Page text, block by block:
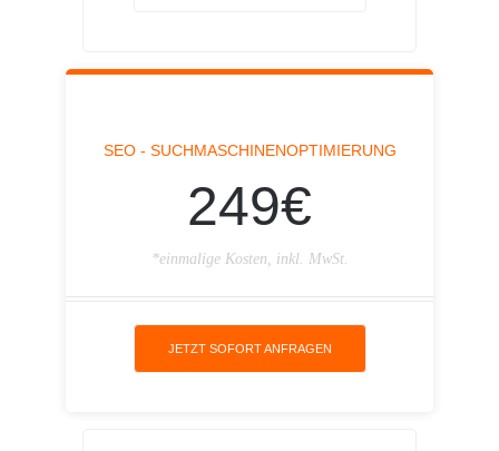
SEO - SUCHMASCHINENOPTIMIERUNG
249€
*einmalige Kosten, inkl. MwSt.
JETZT SOFORT ANFRAGEN